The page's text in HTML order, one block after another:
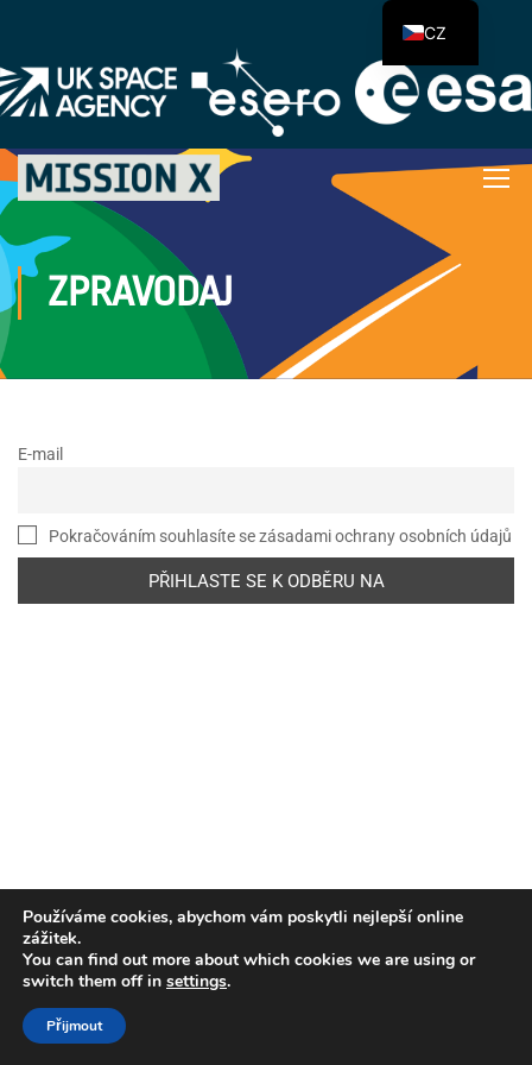
ZPRAVODAJ
E-mail
Pokračováním souhlasíte se zásadami ochrany osobních údajů
Copyright © Evropská kosmická agentura. Všechna práva
vyhrazena.
Používáme cookies, abychom vám poskytli nejlepší online
zážitek.
You can find out more about which cookies we are using or
switch them off in settings.
Přijmout
CZ